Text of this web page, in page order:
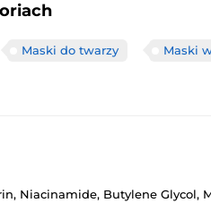
Maski do twarzy Maski
Niacinamide, Butylene